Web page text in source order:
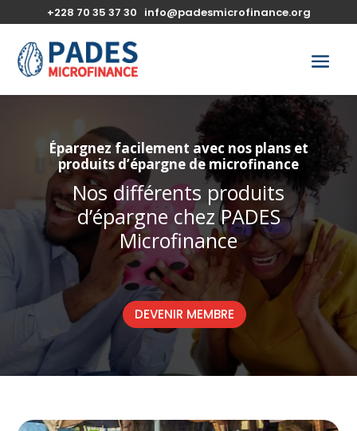
+228 70 35 37 30 info@padesmicrofinance.org
Épargnez facilement avec nos plans et
produits d’épargne de microfinance
Nos différents produits
d’épargne chez PADES
Microfinance
DEVENIR MEMBRE